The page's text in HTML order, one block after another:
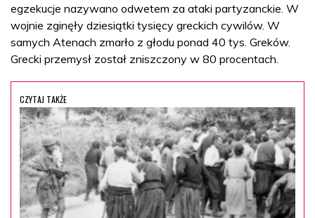
egzekucje nazywano odwetem za ataki partyzanckie. W
wojnie zginęły dziesiątki tysięcy greckich cywilów. W
samych Atenach zmarło z głodu ponad 40 tys. Greków.
Grecki przemysł został zniszczony w 80 procentach.
CZYTAJ TAKŻE